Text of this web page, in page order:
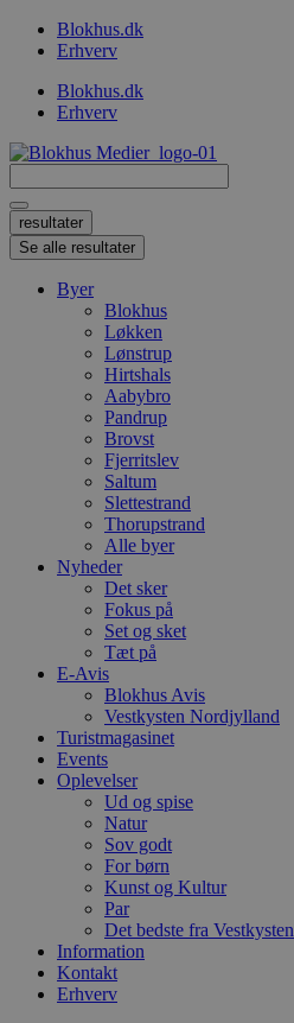
VidereBlokhus.dk
Erhverv
Blokhus.dk
Erhverv
...
resultater
Se alle resultater
Byer
Blokhus
Løkken
Lønstrup
Hirtshals
Aabybro
Pandrup
Brovst
Fjerritslev
Saltum
Slettestrand
Thorupstrand
Alle byer
Nyheder
Det sker
Fokus på
Set og sket
Tæt på
E-Avis
Blokhus Avis
Vestkysten Nordjylland
Turistmagasinet
Events
Oplevelser
Ud og spise
Natur
Sov godt
For børn
Kunst og Kultur
Par
Det bedste fra Vestkysten
Information
Kontakt
Erhverv